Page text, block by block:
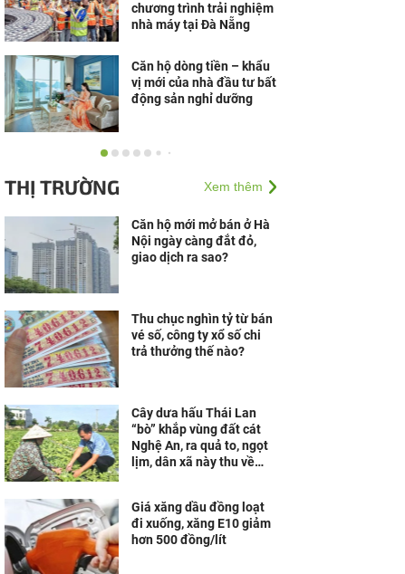
chương trình trải nghiệm
nhà máy tại Đà Nẵng
Căn hộ dòng tiền – khẩu
vị mới của nhà đầu tư bất
động sản nghỉ dưỡng
Công nghệ AI từ OPES
Insurance Summit 2026
Khám phá căn hộ mẫu,
trải nghiệm không gian
Gala Dinner 2026: Việt
Nam Solar và 350 đối tác
THỊ TRƯỜNG Xem thêm
Căn hộ mới mở bán ở Hà
Nội ngày càng đắt đỏ,
giao dịch ra sao?
Thu chục nghìn tỷ từ bán
vé số, công ty xổ số chi
trả thưởng thế nào?
Cây dưa hấu Thái Lan
“bò” khắp vùng đất cát
Nghệ An, ra quả to, ngọt
lịm, dân xã này thu về
Giá xăng dầu đồng loạt
đi xuống, xăng E10 giảm
hơn 500 đồng/lít